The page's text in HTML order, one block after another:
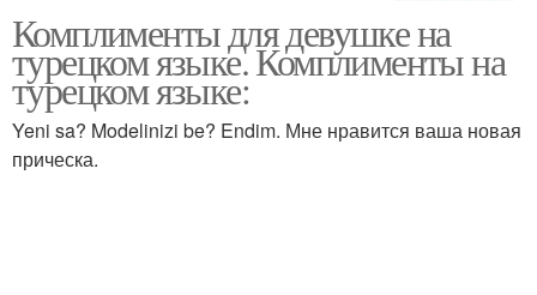
языке
девушки
Комплименты для девушке на
турецком языке. Комплименты на
турецком языке:
Yeni sa? Modelinizi be? Endim. Мне нравится ваша новая
прическа.